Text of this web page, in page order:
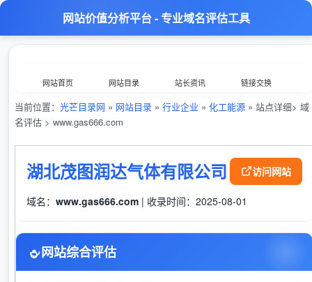
网站价值分析平台 - 专业域名评估工具
网站首页 网站目录 站长资讯 链接交换
分类浏览 最新收录 数据归档 TOP排行榜
意见反馈 外链工具 综合查询
当前位置： 光芒目录网 » 网站目录 » 行业企业 » 化工能源 » 站点详细> 域
名评估 > www.gas666.com
湖北茂图润达气体有限公司 访问网站
域名： www.gas666.com | 收录时间：2025-08-01
网站综合评估